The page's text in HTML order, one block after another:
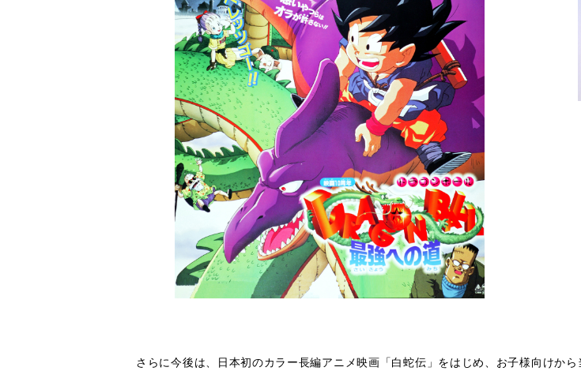
さらに今後は、日本初のカラー長編アニメ映画「白蛇伝」をはじめ、お子様向けか